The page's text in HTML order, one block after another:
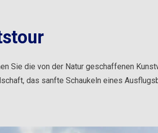
Sie die von der Natur geschaffenen
das sanfte Schaukeln eines